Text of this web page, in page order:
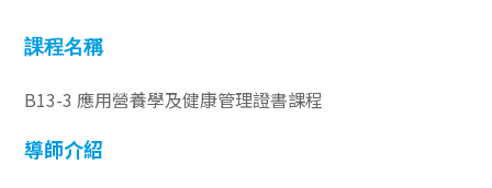
課程名稱
B13-3 應用營養學及健康管理證書課程
導師介紹